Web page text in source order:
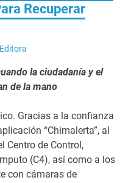
Recuperar
Editora
la ciudadanía y el
de la mano
Gracias a la confianza
“Chimalerta”, al
Centro de Control,
(C4), así como a los
con cámaras de